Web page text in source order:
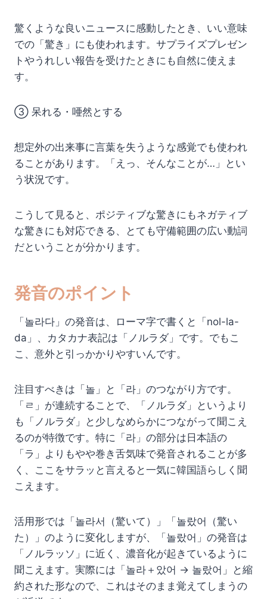
驚くような良いニュースに感動したとき、いい意味
での「驚き」にも使われます。サプライズプレゼン
トやうれしい報告を受けたときにも自然に使えま
す。
③ 呆れる・唖然とする
想定外の出来事に言葉を失うような感覚でも使われ
ることがあります。「えっ、そんなことが…」とい
う状況です。
こうして見ると、ポジティブな驚きにもネガティブ
な驚きにも対応できる、とても守備範囲の広い動詞
だということが分かります。
発音のポイント
「놀라다」の発音は、ローマ字で書くと「nol-la-
da」、カタカナ表記は「ノルラダ」です。でもこ
こ、意外と引っかかりやすいんです。
注目すべきは「놀」と「라」のつながり方です。
「ㄹ」が連続することで、「ノルラダ」というより
も「ノルラダ」と少しなめらかにつながって聞こえ
るのが特徴です。特に「라」の部分は日本語の
「ラ」よりもやや巻き舌気味で発音されることが多
く、ここをサラッと言えると一気に韓国語らしく聞
こえます。
活用形では「놀라서（驚いて）」「놀랐어（驚い
た）」のように変化しますが、「놀랐어」の発音は
「ノルラッソ」に近く、濃音化が起きているように
聞こえます。実際には「놀라＋았어 → 놀랐어」と縮
約された形なので、これはそのまま覚えてしまうの